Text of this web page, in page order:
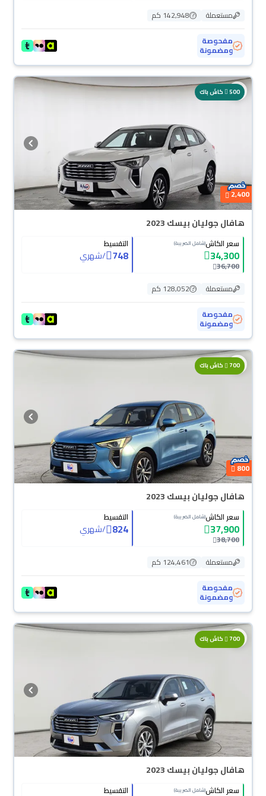
مستعملة
142,948 كم
مفحوصة
ومضمونة
500 كاش باك
محجوزة
2,400
هافال جوليان بيسك 2023
سعر الكاش(شامل الضريبة)
34,300
36,700
التقسيط
748
/شهري
مستعملة
128,052 كم
مفحوصة
ومضمونة
700 كاش باك
محجوزة
800
هافال جوليان بيسك 2023
سعر الكاش(شامل الضريبة)
37,900
38,700
التقسيط
824
/شهري
مستعملة
124,461 كم
مفحوصة
ومضمونة
700 كاش باك
محجوزة
هافال جوليان بيسك 2023
سعر الكاش(شامل الضريبة) التقسيط